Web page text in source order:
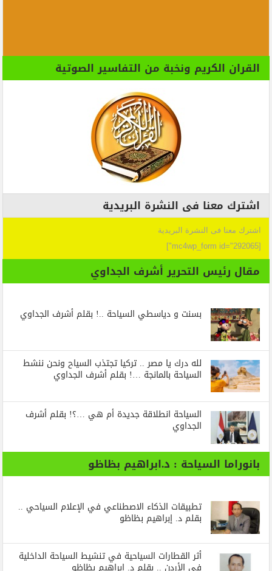
القران الكريم ونخبة من التفاسير الصوتية
اشترك معنا فى النشرة البريدية
اشترك معنا فى النشرة البريدية
[mc4wp_form id="292065"]
مقال رئيس التحرير أشرف الجداوي
بسنت و دياسطي السياحة ..! بقلم أشرف الجداوي
لله درك يا مصر .. تركيا تجتذب السياح ونحن ننشط
السياحة بالمانجة …! بقلم أشرف الجداوي
السياحة انطلاقة جديدة أم هي …؟! بقلم أشرف
الجداوي
بانوراما السياحة : د.ابراهيم بظاظو
تطبيقات الذكاء الاصطناعي في الإعلام السياحي ..
بقلم د. إبراهيم بظاظو
أثر القطارات السياحية في تنشيط السياحة الداخلية
في الأردن .. بقلم د. إبراهيم بظاظو